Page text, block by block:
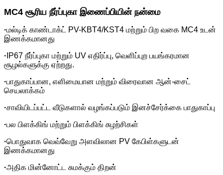
MC4 சூரிய நீர்ப்புகா இணைப்பியின் நன்மை
·மல்டிக் காண்டாக்ட் PV-KBT4/KST4 மற்றும் பிற வகை MC4 உடன்
இணக்கமானது
· IP67 நீர்ப்புகா மற்றும் UV எதிர்ப்பு, வெளிப்புற பயங்கரமான
சூழல்களுக்கு ஏற்றது.
·பாதுகாப்பான, எளிமையான மற்றும் விரைவான ஆன்-சைட்
செயலாக்கம்
·சாவியிடப்பட்ட வீடுகளால் வழங்கப்படும் இனச்சேர்க்கை பாதுகாப்பு
·பல பிளக்கிங் மற்றும் பிளக்கிங் சுழற்சிகள்
·பொதுவாக வெவ்வேறு அளவிலான PV கேபிள்களுடன்
இணக்கமானது
·அதிக மின்னோட்ட சுமக்கும் திறன்